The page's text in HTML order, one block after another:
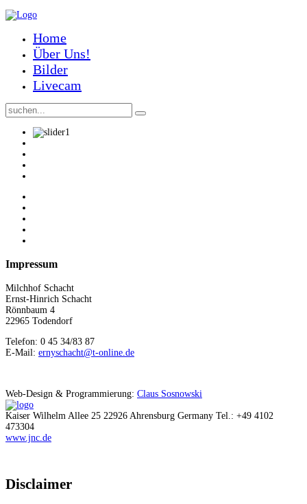
Home
Über Uns!
Bilder
Livecam
Impressum
Milchhof Schacht
Ernst-Hinrich Schacht
Rönnbaum 4
22965 Todendorf
Telefon: 0 45 34/83 87
E-Mail: ernyschacht@t-online.de
Web-Design & Programmierung: Claus Sosnowski
Kaiser Wilhelm Allee 25 22926 Ahrensburg Germany Tel.: +49 4102
473304
www.jnc.de
Disclaimer